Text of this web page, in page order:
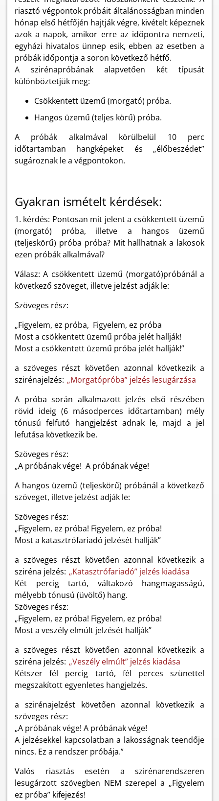
riasztó végpontok próbáit általánosságban minden
hónap első hétfőjén hajtják végre, kivételt képeznek
azok a napok, amikor erre az időpontra nemzeti,
egyházi hivatalos ünnep esik, ebben az esetben a
próbák időpontja a soron következő hétfő.
A szirénapróbának alapvetően két típusát
különböztetjük meg:
Csökkentett üzemű (morgató) próba.
Hangos üzemű (teljes körű) próba.
A próbák alkalmával körülbelül 10 perc
időtartamban hangképeket és „élőbeszédet”
sugároznak le a végpontokon.
Gyakran ismételt kérdések:
1. kérdés: Pontosan mit jelent a csökkentett üzemű
(morgató) próba, illetve a hangos üzemű
(teljeskörű) próba próba? Mit hallhatnak a lakosok
ezen próbák alkalmával?
Válasz: A csökkentett üzemű (morgató)próbánál a
következő szöveget, illetve jelzést adják le:
Szöveges rész:
„Figyelem, ez próba, Figyelem, ez próba
Most a csökkentett üzemű próba jelét hallják!
Most a csökkentett üzemű próba jelét hallják!”
a szöveges részt követően azonnal következik a
szirénajelzés: „Morgatópróba” jelzés lesugárzása
A próba során alkalmazott jelzés első részében
rövid ideig (6 másodperces időtartamban) mély
tónusú felfutó hangjelzést adnak le, majd a jel
lefutása következik be.
Szöveges rész:
„A próbának vége! A próbának vége!
A hangos üzemű (teljeskörű) próbánál a következő
szöveget, illetve jelzést adják le:
Szöveges rész:
„Figyelem, ez próba! Figyelem, ez próba!
Most a katasztrófariadó jelzését hallják”
a szöveges részt követően azonnal következik a
sziréna jelzés: „Katasztrófariadó” jelzés kiadása
Két percig tartó, váltakozó hangmagasságú,
mélyebb tónusú (üvöltő) hang.
Szöveges rész:
„Figyelem, ez próba! Figyelem, ez próba!
Most a veszély elmúlt jelzését hallják”
a szöveges részt követően azonnal következik a
sziréna jelzés: „Veszély elmúlt” jelzés kiadása
Kétszer fél percig tartó, fél perces szünettel
megszakított egyenletes hangjelzés.
a szirénajelzést követően azonnal következik a
szöveges rész:
„A próbának vége! A próbának vége!
A jelzésekkel kapcsolatban a lakosságnak teendője
nincs. Ez a rendszer próbája.”
Valós riasztás esetén a szirénarendszeren
lesugárzott szövegben NEM szerepel a „Figyelem
ez próba” kifejezés!